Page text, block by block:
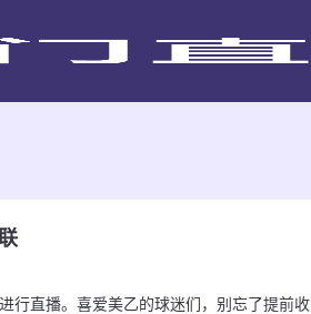
行直播。喜爱美乙的球迷们，别忘了提前收